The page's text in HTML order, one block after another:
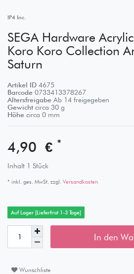
IP4 Inc.
SEGA Hardware
Koro Koro Collection
Saturn
Artikel ID 4675
Barcode 0733413378267
Altersfreigabe Ab 14 freigegeben
Gewicht circa 30 g
Höhe circa 0 mm
4,90 € *
Inhalt 1 Stück
* inkl. ges. MwSt. zzgl. Versandkosten
Auf Lager [Lieferfrist 1-3 Tage]
In den
Wunschliste